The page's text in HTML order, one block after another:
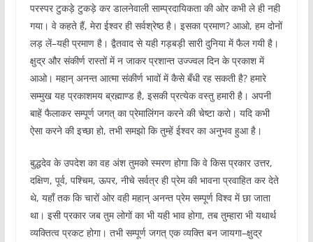
परस्पर टुकड़े टुकड़े कर डालनेवाली साम्प्रदायिकता की ओर कभी ले ही नही
गया। वे कहते हैं, मेरा ईश्वर ही सर्वश्रेष्ठ है। इसका प्रमाण? आओ, हम दोनों
लड़ लें–यही प्रमाण है। द्वैतवाद से यही गड़बड़ी सारी दुनिया में फैल गयी है।
क्षुद्र और संकीर्ण रास्तों में न जाकर प्रशान्त उज्ज्वल दिन के प्रकाश में
आओ। महान् अनन्त आत्मा संकीर्ण भावों में कैसे बँधी रह सकती है? हमारे
सम्मुख यह प्रकाशमय ब्रह्माण्ड है, इसकी प्रत्येक वस्तु हमारी है। अपनी
बाहें फैलाकर सम्पूर्ण जगत् का प्रेमालिंगन करने की चेष्टा करो। यदि कभी
ऐसा करने की इच्छा हो, तभी समझो कि तुम्हें ईश्वर का अनुभव हुआ है।
बुद्धदेव के उपदेश का वह अंश तुमको स्मरण होगा कि वे किस प्रकार उत्तर,
दक्षिण, पूर्व, पश्चिम, ऊपर, नीचे सर्वत्र ही प्रेम की भावना प्रवाहित कर देते
थे, यहाँ तक कि चारों ओर वही महान् अनन्त प्रेम सम्पूर्ण विश्व में छा जाता
था। इसी प्रकार जब तुम लोगों का भी यही भाव होगा, तब तुम्हारा भी यथार्थ
व्यक्तित्व प्रकट होगा। तभी सम्पूर्ण जगत् एक व्यक्ति बन जायगा–क्षुद्र